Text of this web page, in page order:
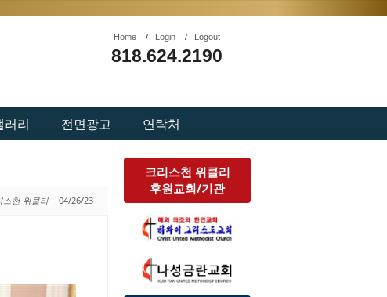
Home/ Login/ Logout
818.624.2190
러리 전면광고 연락처
스천 위클리 04/26/23
크리스천 위클리
후원교회/기관